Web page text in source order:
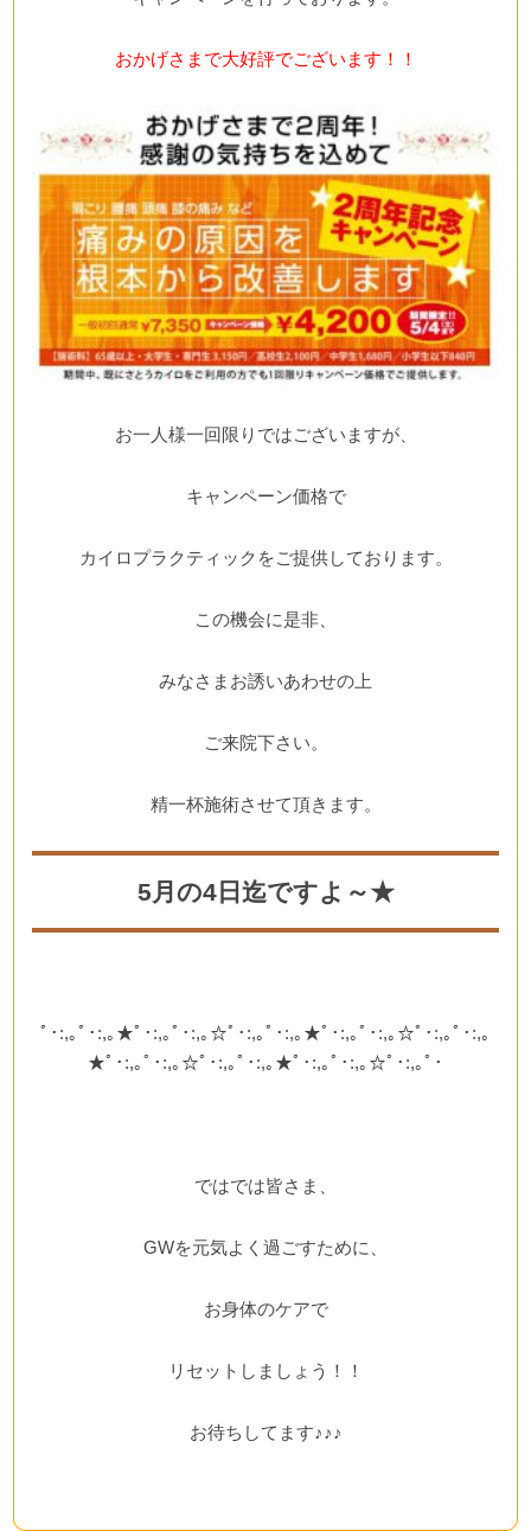
おかげさまで大好評でございます！！
お一人様一回限りではございますが、
キャンペーン価格で
カイロプラクティックをご提供しております。
この機会に是非、
みなさまお誘いあわせの上
ご来院下さい。
精一杯施術させて頂きます。
5月の4日迄ですよ～★
ﾟ･:,｡ﾟ･:,｡★ﾟ･:,｡ﾟ･:,｡☆ﾟ･:,｡ﾟ･:,｡★ﾟ･:,｡ﾟ･:,｡☆ﾟ･:,｡ﾟ･:,｡
★ﾟ･:,｡ﾟ･:,｡☆ﾟ･:,｡ﾟ･:,｡★ﾟ･:,｡ﾟ･:,｡☆ﾟ･:,｡ﾟ･
ではでは皆さま、
GWを元気よく過ごすために、
お身体のケアで
リセットしましょう！！
お待ちしてます♪♪♪